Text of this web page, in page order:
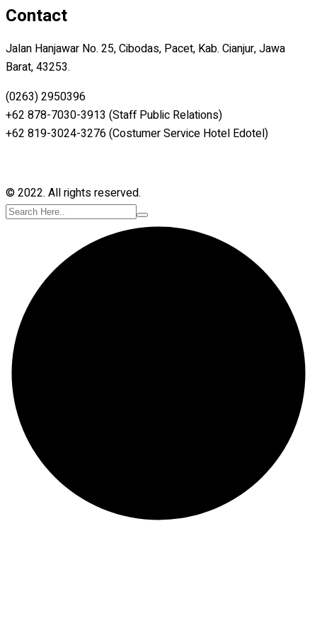
Contact
Jalan Hanjawar No. 25, Cibodas, Pacet, Kab. Cianjur, Jawa
Barat, 43253.
(0263) 2950396
+62 878-7030-3913 (Staff Public Relations)
+62 819-3024-3276 (Costumer Service Hotel Edotel)
© 2022. All rights reserved.